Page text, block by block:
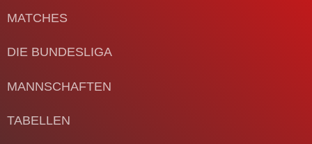
MATCHES
DIE BUNDESLIGA
MANNSCHAFTEN
TABELLEN